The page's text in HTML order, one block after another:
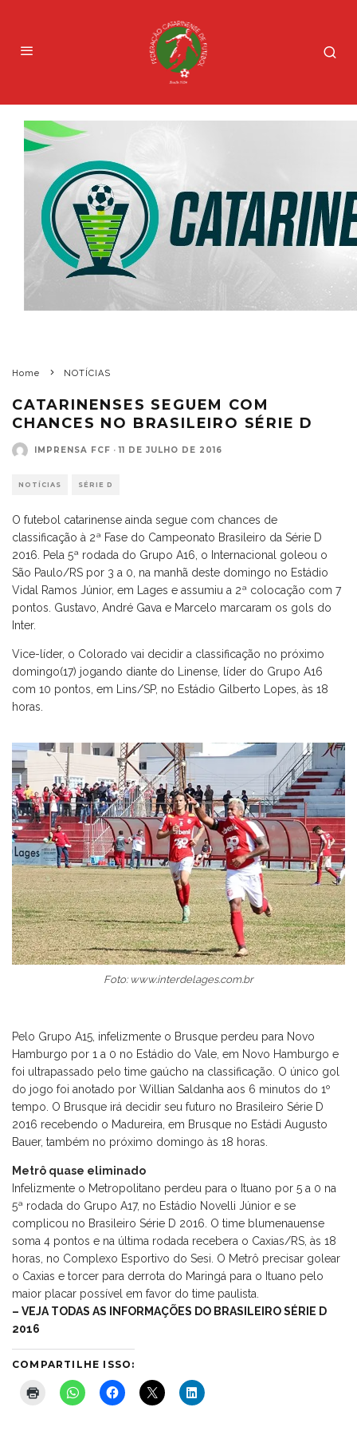
Home NOTÍCIAS
CATARINENSES SEGUEM COM
CHANCES NO BRASILEIRO SÉRIE D
IMPRENSA FCF · 11 DE JULHO DE 2016
NOTÍCIAS SÉRIE D
O futebol catarinense ainda segue com chances de
classificação à 2ª Fase do Campeonato Brasileiro da Série D
2016. Pela 5ª rodada do Grupo A16, o Internacional goleou o
São Paulo/RS por 3 a 0, na manhã deste domingo no Estádio
Vidal Ramos Júnior, em Lages e assumiu a 2ª colocação com 7
pontos. Gustavo, André Gava e Marcelo marcaram os gols do
Inter.
Vice-líder, o Colorado vai decidir a classificação no próximo
domingo(17) jogando diante do Linense, líder do Grupo A16
com 10 pontos, em Lins/SP, no Estádio Gilberto Lopes, às 18
horas.
Foto: www.interdelages.com.br
Pelo Grupo A15, infelizmente o Brusque perdeu para Novo
Hamburgo por 1 a 0 no Estádio do Vale, em Novo Hamburgo e
foi ultrapassado pelo time gaúcho na classificação. O único gol
do jogo foi anotado por Willian Saldanha aos 6 minutos do 1º
tempo. O Brusque irá decidir seu futuro no Brasileiro Série D
2016 recebendo o Madureira, em Brusque no Estádi Augusto
Bauer, também no próximo domingo às 18 horas.
Metrô quase eliminado
Infelizmente o Metropolitano perdeu para o Ituano por 5 a 0 na
5ª rodada do Grupo A17, no Estádio Novelli Júnior e se
complicou no Brasileiro Série D 2016. O time blumenauense
soma 4 pontos e na última rodada recebera o Caxias/RS, às 18
horas, no Complexo Esportivo do Sesi. O Metrô precisar golear
o Caxias e torcer para derrota do Maringá para o Ituano pelo
maior placar possível em favor do time paulista.
– VEJA TODAS AS INFORMAÇÕES DO BRASILEIRO SÉRIE D
2016
COMPARTILHE ISSO: